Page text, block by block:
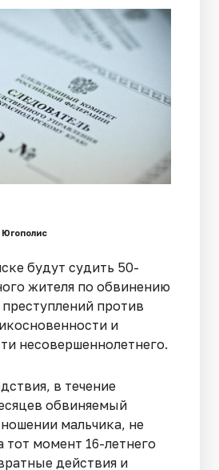
будут судить 50-
жителя по обвинению
против
и
несовершеннолетнего.
в течение
обвиняемый
мальчика, не
тот момент 16-летнего
действия и